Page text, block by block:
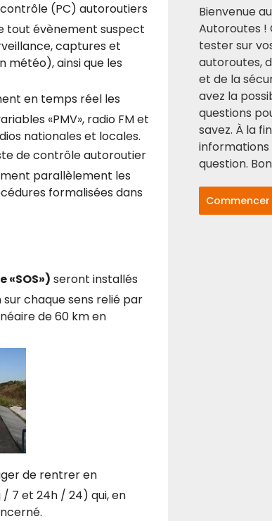
(PC) autoroutiers
tout évènement suspect
captures et
météo), ainsi que les
en temps réel les
«PMV», radio FM et
nationales et locales.
de contrôle autoroutier
parallèlement les
formalisées dans
«SOS») seront installés
chaque sens relié par
de 60 km en
de rentrer en
7 et 24h / 24) qui, en
Bienvenue
Autoroutes !
tester sur
autoroutes,
et de la
avez la
questions
savez. À la
informations
question.